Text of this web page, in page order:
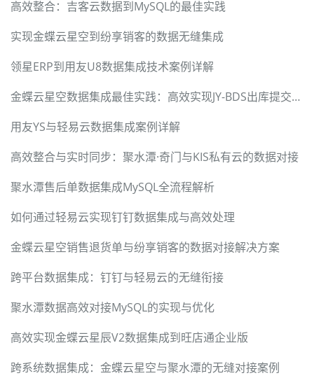
高效整合：吉客云数据到MySQL的最佳实践
实现金蝶云星空到纷享销客的数据无缝集成
领星ERP到用友U8数据集成技术案例详解
金蝶云星空数据集成最佳实践：高效实现JY-BDS出库提交与审核
用友YS与轻易云数据集成案例详解
高效整合与实时同步：聚水潭·奇门与KIS私有云的数据对接
聚水潭售后单数据集成MySQL全流程解析
如何通过轻易云实现钉钉数据集成与高效处理
金蝶云星空销售退货单与纷享销客的数据对接解决方案
跨平台数据集成：钉钉与轻易云的无缝衔接
聚水潭数据高效对接MySQL的实现与优化
高效实现金蝶云星辰V2数据集成到旺店通企业版
跨系统数据集成：金蝶云星空与聚水潭的无缝对接案例